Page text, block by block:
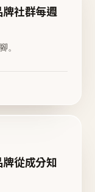
社群每週
。
從成分知